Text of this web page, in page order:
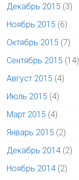
Декабрь 2015 (3)
Ноябрь 2015 (6)
Октябрь 2015 (7)
Сентябрь 2015 (14)
Август 2015 (4)
Июль 2015 (4)
Март 2015 (4)
Январь 2015 (2)
Декабрь 2014 (2)
Ноябрь 2014 (2)